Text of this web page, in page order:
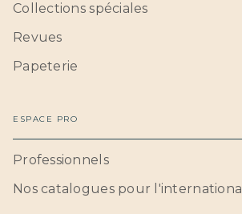
Collections spéciales
Revues
Papeterie
ESPACE PRO
Professionnels
Nos catalogues pour l'international